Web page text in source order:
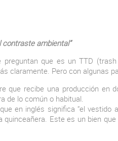
contraste ambiental”
preguntan que es un TTD
claramente. Pero con algunas
que recibe una producción en
de lo común o habitual.
en inglés significa “el
quinceañera. Este es un bien